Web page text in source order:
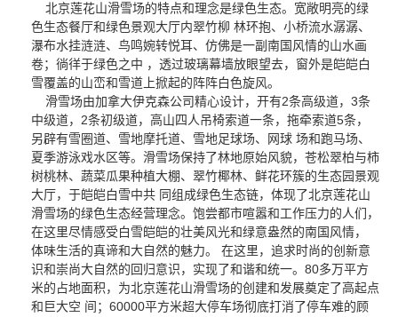
北京莲花山滑雪场的特点和理念是绿色生态。宽敞明亮的绿
色生态餐厅和绿色景观大厅内翠竹柳 林环抱、小桥流水潺潺、
瀑布水挂涟涟、鸟鸣婉转悦耳、仿佛是一副南国风情的山水画
卷；徜徉于绿色之中 ，透过玻璃幕墙放眼望去，窗外是皑皑白
雪覆盖的山峦和雪道上掀起的阵阵白色旋风。
滑雪场由加拿大伊克森公司精心设计，开有2条高级道，3条
中级道，2条初级道，高山四人吊椅索道一条，拖牵索道5条，
另辟有雪圈道、雪地摩托道、雪地足球场、网球 场和跑马场、
夏季游泳戏水区等。滑雪场保持了林地原始风貌，苍松翠柏与柿
树桃林、蔬菜瓜果种植大棚、翠竹椰林、鲜花环簇的生态园景观
大厅，于皑皑白雪中共 同组成绿色生态链，体现了北京莲花山
滑雪场的绿色生态经营理念。饱尝都市喧嚣和工作压力的人们，
在这里尽情感受白雪皑皑的壮美风光和绿意盎然的南国风情，
体味生活的真谛和大自然的魅力。 在这里，追求时尚的创新意
识和崇尚大自然的回归意识，实现了和谐和统一。80多万平方
米的占地面积，为北京莲花山滑雪场的创建和发展奠定了高起点
和巨大空 间；60000平方米超大停车场彻底打消了停车难的顾